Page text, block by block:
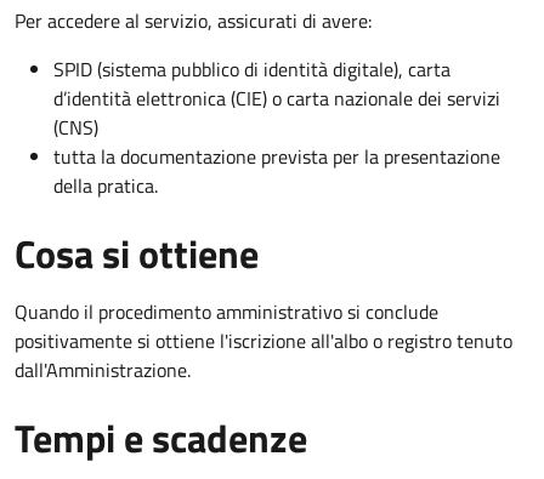
Per accedere al servizio, assicurati di avere:
SPID (sistema pubblico di identità digitale), carta
d’identità elettronica (CIE) o carta nazionale dei servizi
(CNS)
tutta la documentazione prevista per la presentazione
della pratica.
Cosa si ottiene
Quando il procedimento amministrativo si conclude
positivamente si ottiene l'iscrizione all'albo o registro tenuto
dall'Amministrazione.
Tempi e scadenze